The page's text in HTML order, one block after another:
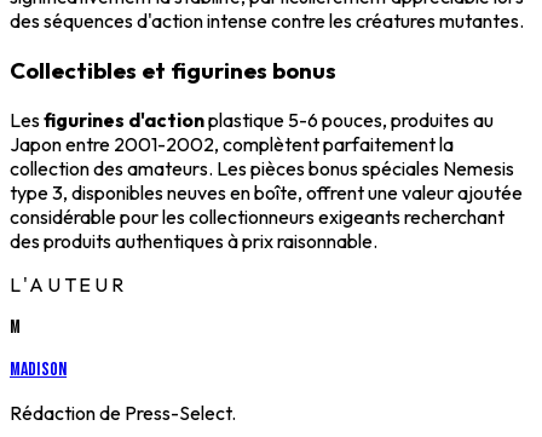
des séquences d'action intense contre les créatures mutantes.
Collectibles et figurines bonus
Lesfigurines d'actionplastique 5-6 pouces, produites au
Japon entre 2001-2002, complètent parfaitement la
collection des amateurs. Les pièces bonus spéciales Nemesis
type 3, disponibles neuves en boîte, offrent une valeur ajoutée
considérable pour les collectionneurs exigeants recherchant
des produits authentiques à prix raisonnable.
L'AUTEUR
M
Madison
Rédaction de Press-Select.